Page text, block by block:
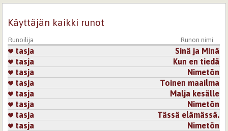
kirjoitin runon -sanojen elämä-. Nyt kyseinen runo on
ikäänkuin vastaus siihen runoon. Hyvin kirjoitit.
Kirjaudu
kommentoidaksesi
3.2.2017 21:49ollisamuli
Rakkaudessa vain etäisyys ei ole silittämisen arvoinen
vaikka toisaalta se ajoittain on ehdoton.........
Kirjaudutairekisteröidykommentoidaksesi
2.3.2017 14:40
Käyttäjän kaikki runot
Runoilija Runon nimi
tasja
Sinä ja Minä
tasja
Kun en tiedä
tasja
Nimetön
tasja
Toinen maailma
tasja
Malja kesälle
tasja
Nimetön
tasja
Tässä elämässä.
tasja
Nimetön